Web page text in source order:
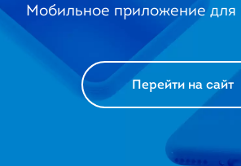
Мобильное приложение для
Перейти на сайт